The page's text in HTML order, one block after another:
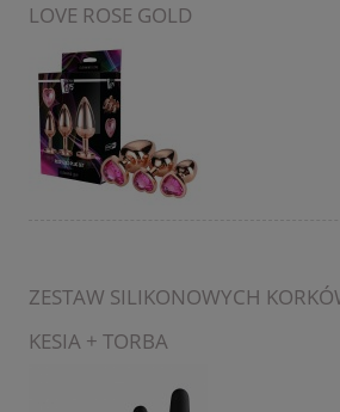
LOVE ROSE GOLD
ZESTAW SILIKONOWYCH
KESIA + TORBA